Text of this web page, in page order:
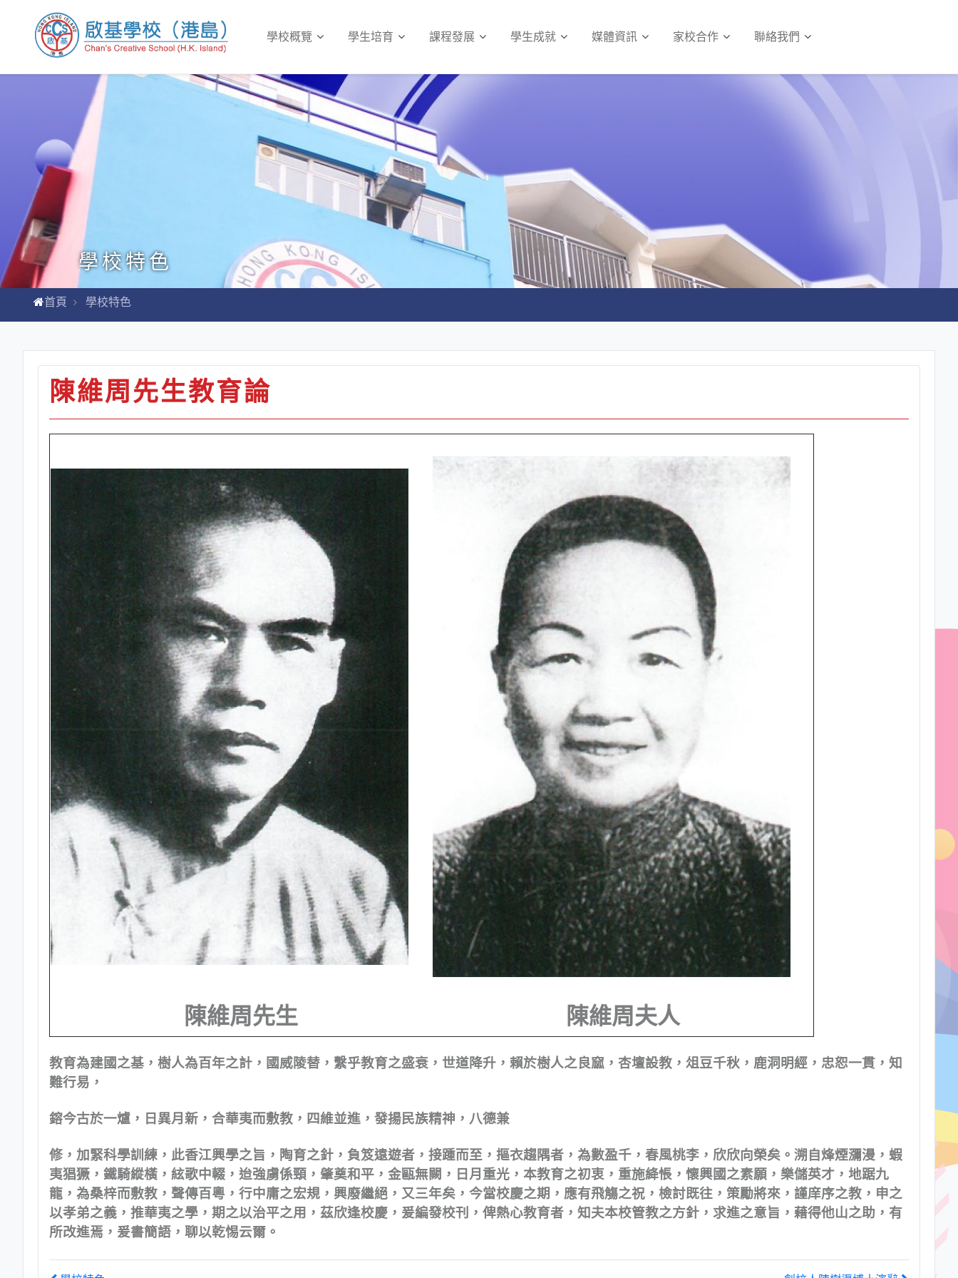
學校概覽 學生培育 課程發展 學生成就 媒體資訊 家校合作 聯絡我們
學校特色
首頁 學校特色
陳維周先生教育論
陳維周先生 陳維周夫人
教育為建國之基，樹人為百年之計，國威陵替，繫乎教育之盛衰，世道降升，賴於樹人之良窳，杏壇設教，俎豆千秋，鹿洞明經，忠恕一貫，知
難行易，
鎔今古於一爐，日異月新，合華夷而敷教，四維並進，發揚民族精神，八德兼
修，加緊科學訓練，此香江興學之旨，陶育之針，負笈遠遊者，接踵而至，摳衣趨隅者，為數盈千，春風桃李，欣欣向榮矣。溯自烽煙瀰漫，蝦
夷猖獗，鐵騎縱橫，絃歌中輟，迨強虜係頸，肇奠和平，金甌無闕，日月重光，本教育之初衷，重施絳悵，懷興國之素願，樂儲英才，地踞九
龍，為桑梓而敷教，聲傳百粵，行中庸之宏規，興廢繼絕，又三年矣，今當校慶之期，應有飛觴之祝，檢討既往，策勵將來，謹庠序之教，申之
以孝弟之義，推華夷之學，期之以治平之用，茲欣逢校慶，爰編發校刊，俾熱心教育者，知夫本校管教之方針，求進之意旨，藉得他山之助，有
所改進焉，爰書簡語，聊以乾惕云爾。